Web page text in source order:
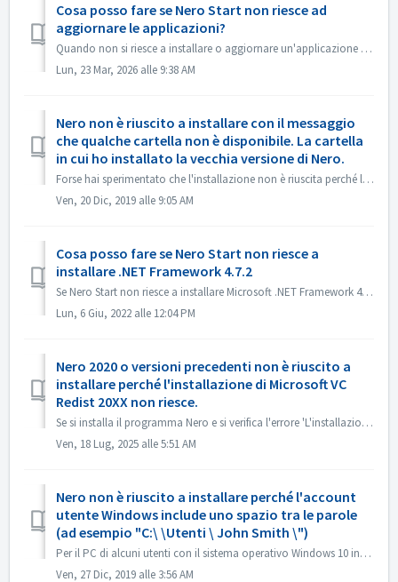
Cosa posso fare se Nero Start non riesce ad
aggiornare le applicazioni?
Quando non si riesce a installare o aggiornare un'applicazione in Nero Start, è possibile provare i seguenti metodi per risolvere il problema. L'in...
Lun, 23 Mar, 2026 alle 9:38 AM
Nero non è riuscito a installare con il messaggio
che qualche cartella non è disponibile. La cartella
in cui ho installato la vecchia versione di Nero.
Forse hai sperimentato che l'installazione non è riuscita perché la directory non è disponibile. Il messaggio potrebbe apparire come segue: Que...
Ven, 20 Dic, 2019 alle 9:05 AM
Cosa posso fare se Nero Start non riesce a
installare .NET Framework 4.7.2
Se Nero Start non riesce a installare Microsoft .NET Framework 4.7.2 in Update Center, puoi provare i seguenti metodi per risolvere il problema. Soluzi...
Lun, 6 Giu, 2022 alle 12:04 PM
Nero 2020 o versioni precedenti non è riuscito a
installare perché l'installazione di Microsoft VC
Redist 20XX non riesce.
Se si installa il programma Nero e si verifica l'errore 'L'installazione di Microsoft VC Redist 2015-20xx (x86) non è riuscita', seguire i p...
Ven, 18 Lug, 2025 alle 5:51 AM
Nero non è riuscito a installare perché l'account
utente Windows include uno spazio tra le parole
(ad esempio "C:\ \Utenti \ John Smith \")
Per il PC di alcuni utenti con il sistema operativo Windows 10 installato, l'account utente di Windows con spazio o caratteri speciali può causare probl...
Ven, 27 Dic, 2019 alle 3:56 AM